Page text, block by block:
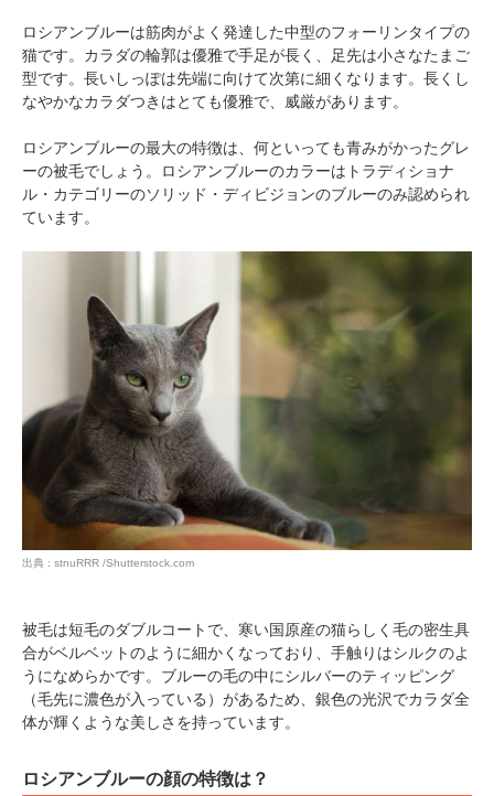
ロシアンブルーは筋肉がよく発達した中型のフォーリンタイプの
猫です。カラダの輪郭は優雅で手足が長く、足先は小さなたまご
型です。長いしっぽは先端に向けて次第に細くなります。長くし
なやかなカラダつきはとても優雅で、威厳があります。
ロシアンブルーの最大の特徴は、何といっても青みがかったグレ
ーの被毛でしょう。ロシアンブルーのカラーはトラディショナ
ル・カテゴリーのソリッド・ディビジョンのブルーのみ認められ
ています。
出典 : stnuRRR /Shutterstock.com
被毛は短毛のダブルコートで、寒い国原産の猫らしく毛の密生具
合がベルベットのように細かくなっており、手触りはシルクのよ
うになめらかです。ブルーの毛の中にシルバーのティッピング
（毛先に濃色が入っている）があるため、銀色の光沢でカラダ全
体が輝くような美しさを持っています。
ロシアンブルーの顔の特徴は？
閉じる
アプリで開く
アプリをダウンロードする